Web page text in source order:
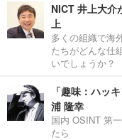
NICT 井上大介
上
多くの組織で海
たちがどんな仕
いでしょうか？
「趣味：ハッ
浦 隆幸
国内 OSINT 第
たら